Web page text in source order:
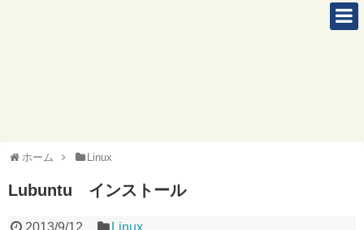
ホーム Linux
Lubuntu インストール
2013/9/12 Linux